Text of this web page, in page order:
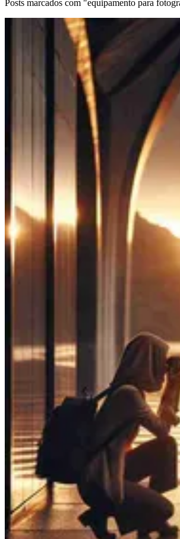
Posts marcados com "equipamento para